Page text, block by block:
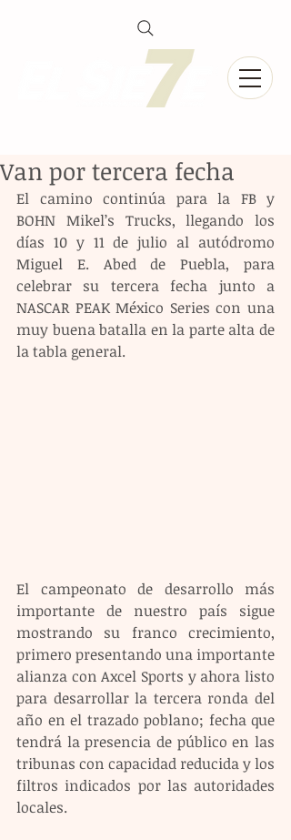
Van por tercera fecha
El camino continúa para la FB y
BOHN Mikel’s Trucks, llegando los
días 10 y 11 de julio al autódromo
Miguel E. Abed de Puebla, para
celebrar su tercera fecha junto a
NASCAR PEAK México Series con una
muy buena batalla en la parte alta de
la tabla general.
El campeonato de desarrollo más
importante de nuestro país sigue
mostrando su franco crecimiento,
primero presentando una importante
alianza con Axcel Sports y ahora listo
para desarrollar la tercera ronda del
año en el trazado poblano; fecha que
tendrá la presencia de público en las
tribunas con capacidad reducida y los
filtros indicados por las autoridades
locales.